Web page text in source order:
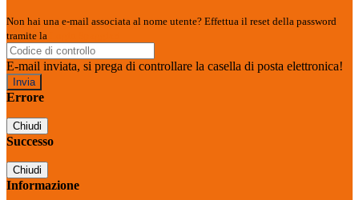
Non hai una e-mail associata al nome utente? Effettua il reset della password
tramite la
E-mail inviata, si prega di controllare la casella di posta elettronica!
Errore
Chiudi
Successo
Chiudi
Informazione